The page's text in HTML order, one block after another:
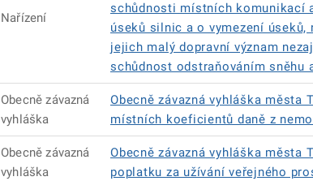
Nařízení
schůdnosti místních komunikací
úseků silnic a o vymezení úseků,
jejich malý dopravní význam
schůdnost odstraňováním sněhu
Obecně závazná
vyhláška
Obecně závazná vyhláška města
místních koeficientů daně z
Obecně závazná
vyhláška
Obecně závazná vyhláška města
poplatku za užívání veřejného